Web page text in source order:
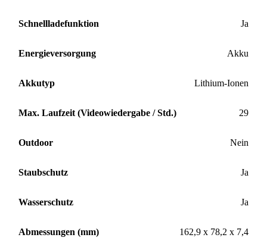
Schnellladefunktion Ja
Energieversorgung Akku
Akkutyp Lithium-Ionen
Max. Laufzeit (Videowiedergabe / Std.) 29
Outdoor Nein
Staubschutz Ja
Wasserschutz Ja
Abmessungen (mm) 162,9 x 78,2 x 7,4